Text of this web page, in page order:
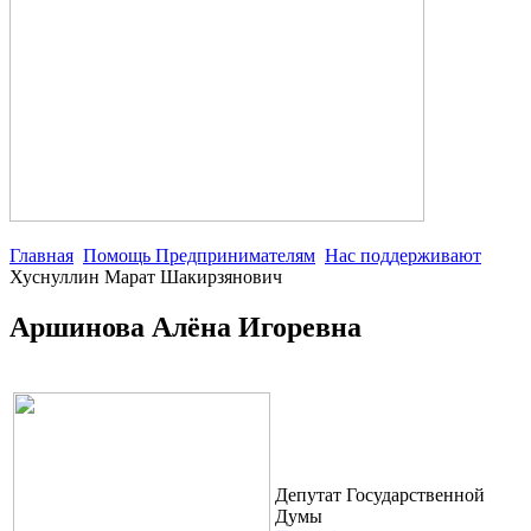
Главная Помощь Предпринимателям Нас поддерживают
Хуснуллин Марат Шакирзянович
Аршинова Алёна Игоревна
Депутат Государственной
Думы